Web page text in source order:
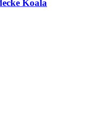
Koala